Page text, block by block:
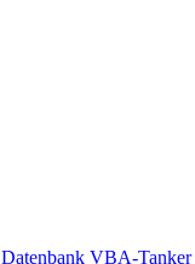
Datenbank VBA-Tanker